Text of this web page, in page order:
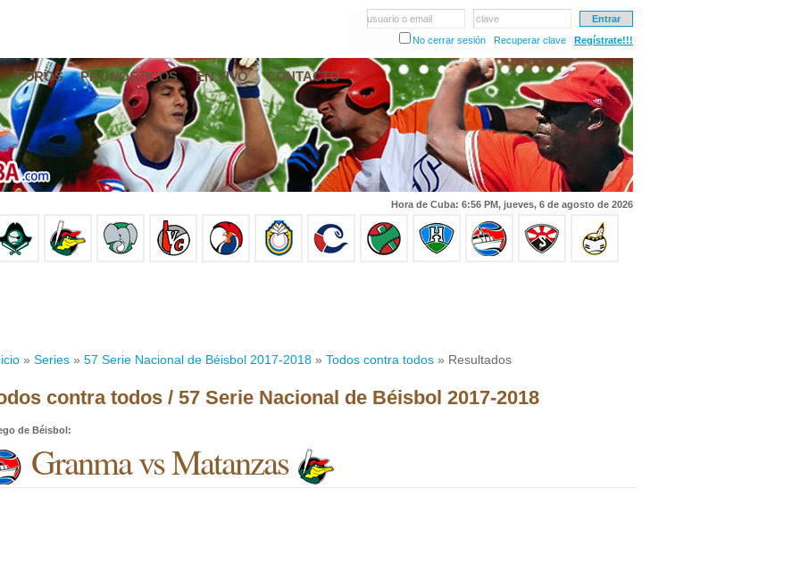
usuario o email
clave
No cerrar sesión
Recuperar clave Regístrate!!!
FOROS PRONÓSTICOS EN VIVO CONTACTO
Hora de Cuba: 6:56 PM, jueves, 6 de agosto de 2026
» Series » 57 Serie Nacional de Béisbol 2017-2018 » Todos contra todos » Resultados
contra todos / 57 Serie Nacional de Béisbol 2017-2018
de Béisbol:
Granma vs Matanzas